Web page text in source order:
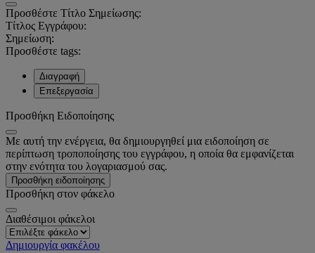
Προσθέστε Τίτλο Σημείωσης:
Τίτλος Εγγράφου:
Σημείωση:
Προσθέστε tags:
Διαγραφή
Επεξεργασία
Προσθήκη Ειδοποίησης
Με αυτή την ενέργεια, θα δημιουργηθεί μια ειδοποίηση σε
περίπτωση τροποποίησης του εγγράφου, η οποία θα εμφανίζεται
στην ενότητα του λογαριασμού σας.
Προσθήκη ειδοποίησης
Προσθήκη στον φάκελο
Διαθέσιμοι φάκελοι
Δημιουργία φακέλου